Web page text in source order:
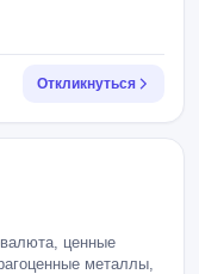
Откликнуться
ценные
металлы,